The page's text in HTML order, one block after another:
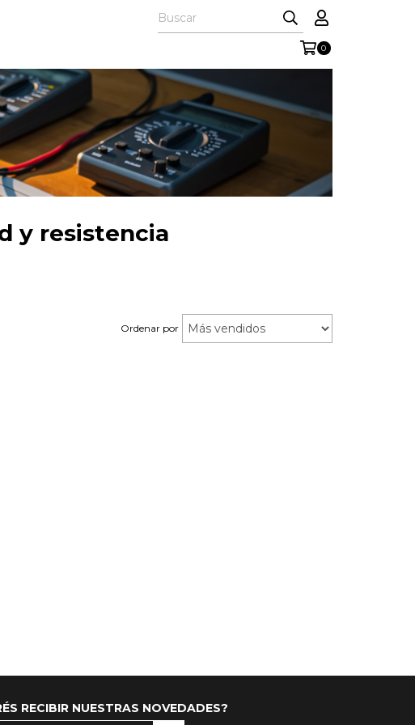
0
y resistencia
Ordenar por
RECIBIR NUESTRAS NOVEDADES?